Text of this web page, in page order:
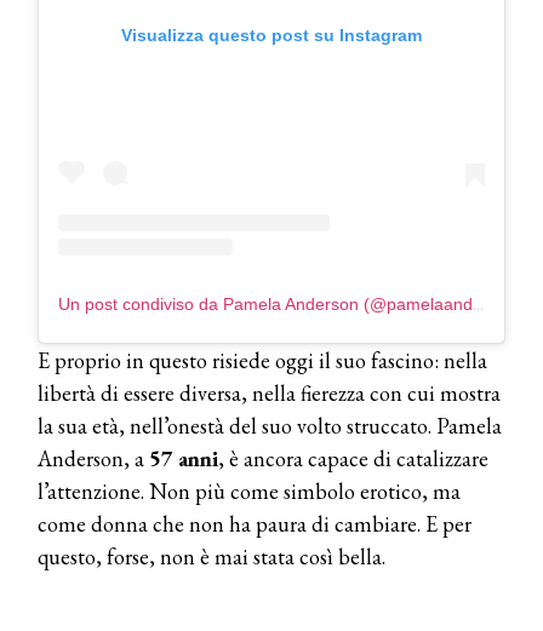
Visualizza questo post su Instagram
Un post condiviso da Pamela Anderson (@pamelaanderson)
E proprio in questo risiede oggi il suo fascino: nella
libertà di essere diversa, nella fierezza con cui mostra
la sua età, nell’onestà del suo volto struccato. Pamela
Anderson, a 57 anni, è ancora capace di catalizzare
l’attenzione. Non più come simbolo erotico, ma
come donna che non ha paura di cambiare. E per
questo, forse, non è mai stata così bella.
TONI&GUY
TONI&GUY “Feel Good Experience”!
TONI&GUY
LABEL.M lancia la sua innovativa ed
eco-sostenibile linea di prodotti
professionali
DAVINES
Davines presenta cofanetti beauty